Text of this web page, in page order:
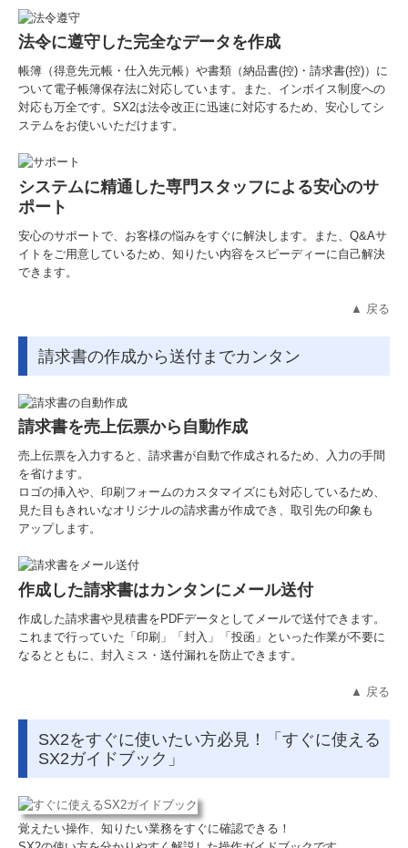
法令に遵守した完全なデータを作成
帳簿（得意先元帳・仕入先元帳）や書類（納品書(控)・請求書(控)）に
ついて電子帳簿保存法に対応しています。また、インボイス制度への
対応も万全です。SX2は法令改正に迅速に対応するため、安心してシ
ステムをお使いいただけます。
システムに精通した専門スタッフによる安心のサ
ポート
安心のサポートで、お客様の悩みをすぐに解決します。また、Q&Aサ
イトをご用意しているため、知りたい内容をスピーディーに自己解決
できます。
▲ 戻る
請求書の作成から送付までカンタン
請求書を売上伝票から自動作成
売上伝票を入力すると、請求書が自動で作成されるため、入力の手間
を省けます。
ロゴの挿入や、印刷フォームのカスタマイズにも対応しているため、
見た目もきれいなオリジナルの請求書が作成でき、取引先の印象も
アップします。
作成した請求書はカンタンにメール送付
作成した請求書や見積書をPDFデータとしてメールで送付できます。
これまで行っていた「印刷」「封入」「投函」といった作業が不要に
なるとともに、封入ミス・送付漏れを防止できます。
▲ 戻る
SX2をすぐに使いたい方必見！「すぐに使える
SX2ガイドブック」
覚えたい操作、知りたい業務をすぐに確認できる！